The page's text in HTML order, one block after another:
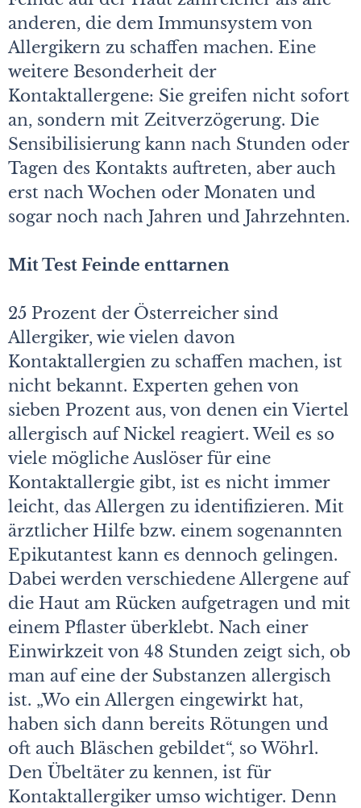
anderen, die dem Immunsystem von
Allergikern zu schaffen machen. Eine
weitere Besonderheit der
Kontaktallergene: Sie greifen nicht sofort
an, sondern mit Zeitverzögerung. Die
Sensibilisierung kann nach Stunden oder
Tagen des Kontakts auftreten, aber auch
erst nach Wochen oder Monaten und
sogar noch nach Jahren und Jahrzehnten.
Mit Test Feinde enttarnen
25 Prozent der Österreicher sind
Allergiker, wie vielen davon
Kontaktallergien zu schaffen machen, ist
nicht bekannt. Experten gehen von
sieben Prozent aus, von denen ein Viertel
allergisch auf Nickel reagiert. Weil es so
viele mögliche Auslöser für eine
Kontaktallergie gibt, ist es nicht immer
leicht, das Allergen zu identifizieren. Mit
ärztlicher Hilfe bzw. einem sogenannten
Epikutantest kann es dennoch gelingen.
Dabei werden verschiedene Allergene auf
die Haut am Rücken aufgetragen und mit
einem Pflaster überklebt. Nach einer
Einwirkzeit von 48 Stunden zeigt sich, ob
man auf eine der Substanzen allergisch
ist. „Wo ein Allergen eingewirkt hat,
haben sich dann bereits Rötungen und
oft auch Bläschen gebildet“, so Wöhrl.
Den Übeltäter zu kennen, ist für
Kontaktallergiker umso wichtiger. Denn